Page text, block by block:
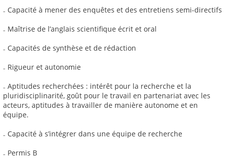
₋ Capacité à mener des enquêtes et des entretiens semi-directifs
₋ Maîtrise de l’anglais scientifique écrit et oral
₋ Capacités de synthèse et de rédaction
₋ Rigueur et autonomie
₋ Aptitudes recherchées : intérêt pour la recherche et la
pluridisciplinarité, goût pour le travail en partenariat avec les
acteurs, aptitudes à travailler de manière autonome et en
équipe.
₋ Capacité à s’intégrer dans une équipe de recherche
₋ Permis B